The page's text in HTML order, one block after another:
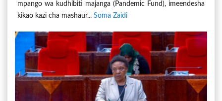
mpango wa kudhibiti majanga (Pandemic Fund), imeendesha
kikao kazi cha mashaur... Soma Zaidi